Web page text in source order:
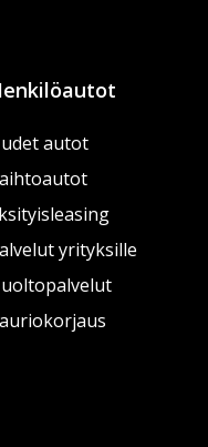
autot
yrityksille